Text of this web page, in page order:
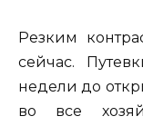
Резким
сейчас.
недели до
во все